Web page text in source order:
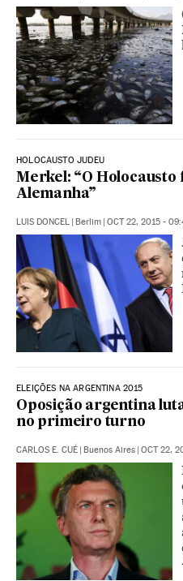
HOLOCAUSTO JUDEU
Merkel: “O
Alemanha”
LUIS DONCEL | Berlim | OCT 22, 2015 -
ELEIÇÕES NA ARGENTINA 2015
Oposição argentina
no primeiro turno
CARLOS E. CUÉ | Buenos Aires | OCT 22,